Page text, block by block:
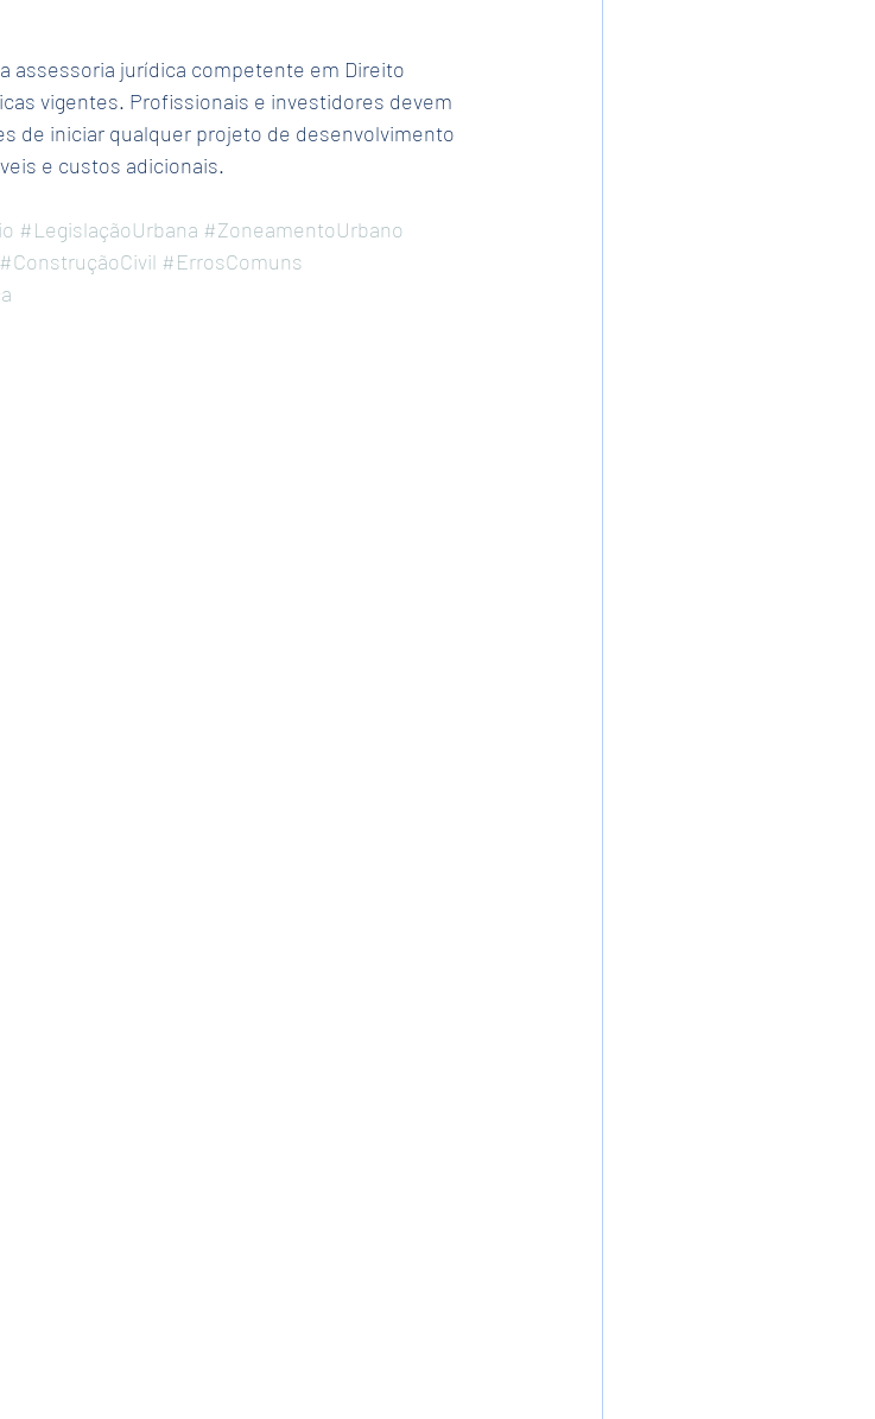
assessoria jurídica competente em Direito
vigentes. Profissionais e investidores devem
de iniciar qualquer projeto de desenvolvimento
e custos adicionais.
#LegislaçãoUrbana #ZoneamentoUrbano
#ConstruçãoCivil #ErrosComuns